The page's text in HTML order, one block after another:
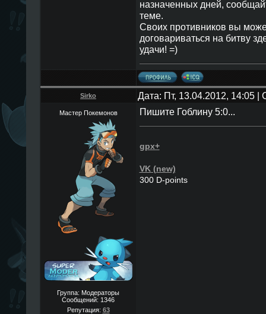
назначенных дней,
теме.
Своих противников вы
договариваться на битву
удачи! =)
Sirko Дата: Пт, 13.04.2012, 14:05
Мастер Покемонов
Группа: Модераторы
Сообщений: 1346
Репутация: 63
Пишите Гоблину 5:0...
gpx+
VK (new)
300 D-points